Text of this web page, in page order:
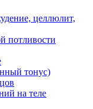
целлюлит,
потливости
тонус)
на теле